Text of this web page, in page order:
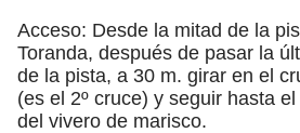
Acceso: Desde la mitad de la
Toranda, después de pasar la
de la pista, a 30 m. girar en el
(es el 2º cruce) y seguir hasta
del vivero de marisco.